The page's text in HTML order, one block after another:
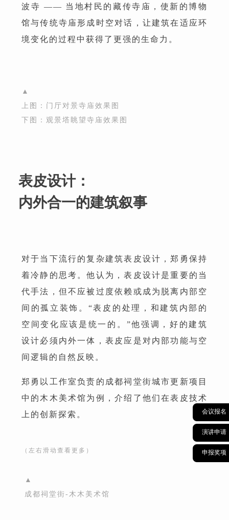
会议报名
演讲申请
申报奖项
波寺 —— 当地村民的藏传寺庙，使新的博物
馆与传统寺庙形成时空对话，让建筑在适应环
境变化的过程中获得了更强的生命力。
▲
表皮设计：